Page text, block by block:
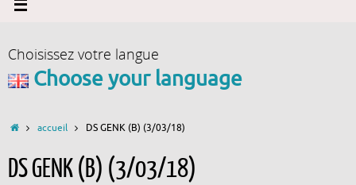
Choisissez votre langue
Choose your language
Accueil
accueil DS GENK (B) (3/03/18)
DS GENK (B) (3/03/18)